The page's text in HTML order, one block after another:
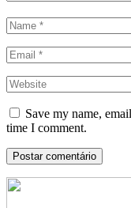
Save my name,
time I comment.